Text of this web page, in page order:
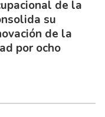
de la
su
de la
por ocho